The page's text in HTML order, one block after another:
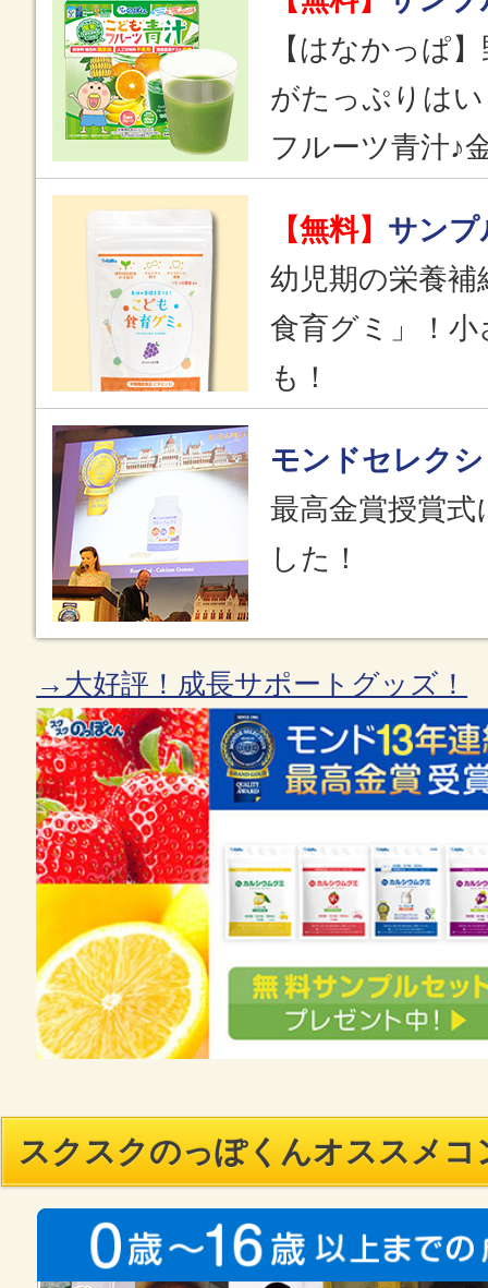
【はなかっぱ
がたっぷりは
フルーツ青汁♪
【無料】 サンプ
幼児期の栄養
食育グミ」！
も！
モンドセレク
最高金賞授賞
した！
→大好評！成長サポートグッズ！
スクスクのっぽくんオススメコ